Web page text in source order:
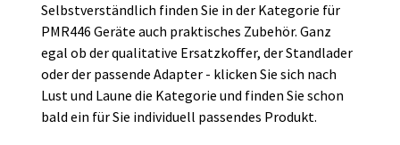
Selbstverständlich finden Sie in der Kategorie für
PMR446 Geräte auch praktisches Zubehör. Ganz
egal ob der qualitative Ersatzkoffer, der Standlader
oder der passende Adapter - klicken Sie sich nach
Lust und Laune die Kategorie und finden Sie schon
bald ein für Sie individuell passendes Produkt.